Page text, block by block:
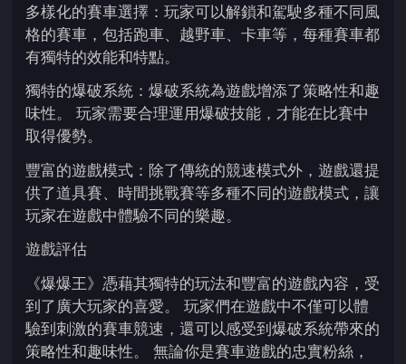
多樣化的賽車選擇：玩家可以解鎖和駕駛多種不同風
格的賽車，包括跑車、越野車、卡車等，每種賽車都
有獨特的效能和特點。
獨特的爆破系統：爆破系統為遊戲增添了策略性和趣
味性。 玩家需要合理運用爆破技能，才能在比賽中
取得優勢。
豐富的遊戲模式：除了傳統的競速模式外，遊戲還提
供了道具賽、時間挑戰賽等多種不同的遊戲模式，讓
玩家在遊戲中體驗不同的樂趣。
遊戲評估
《爆爆王》憑藉其獨特的玩法和豐富的遊戲內容，受
到了廣大玩家的喜愛。 玩家們在遊戲中不僅可以體
驗到刺激的賽車競速，還可以感受到爆破系統帶來的
策略性和趣味性。 無論你是賽車遊戲的忠實粉絲，